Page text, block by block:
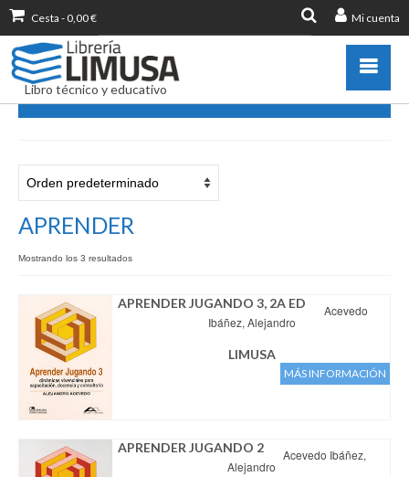
Mi cuenta
Cesta - 0,00€
Buscar
por:
Libro técnico y educativo
Destacados
Libros más vendidos
Publicar con nosotros
Información sobre libro
Ayuda
Contacto
Aviso legal
Condiciones del servicio
Política de privacidad
APRENDER
Mostrando los 3 resultados
APRENDER JUGANDO 3, 2A ED Acevedo
Ibáñez, Alejandro
LIMUSA
MÁS INFORMACIÓN
APRENDER JUGANDO 2 Acevedo Ibáñez,
Alejandro